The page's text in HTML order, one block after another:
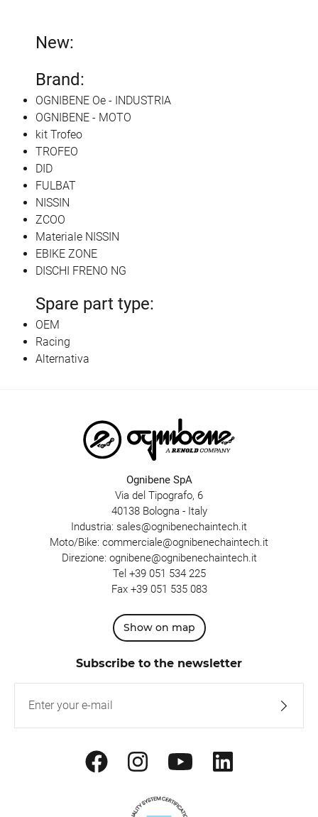
New:
Brand:
OGNIBENE Oe - INDUSTRIA
OGNIBENE - MOTO
kit Trofeo
TROFEO
DID
FULBAT
NISSIN
ZCOO
Materiale NISSIN
EBIKE ZONE
DISCHI FRENO NG
Spare part type:
OEM
Racing
Alternativa
Ognibene SpA
Via del Tipografo, 6
40138 Bologna - Italy
Industria: sales@ognibenechaintech.it
Moto/Bike: commerciale@ognibenechaintech.it
Direzione: ognibene@ognibenechaintech.it
Tel +39 051 534 225
Fax +39 051 535 083
Show on map
Subscribe to the newsletter